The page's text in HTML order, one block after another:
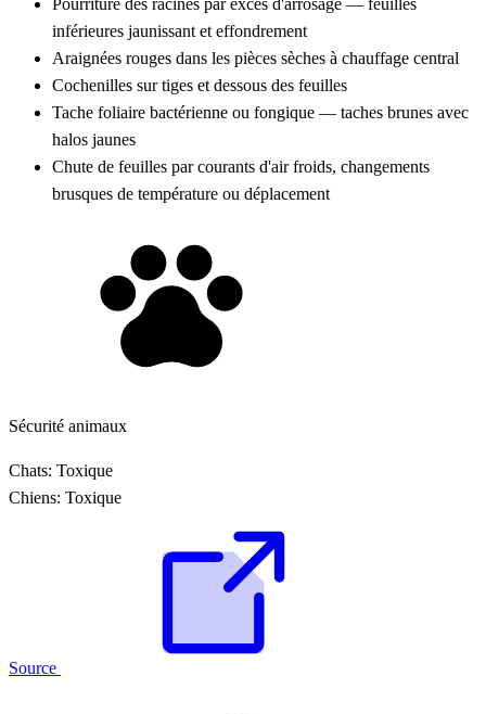
inférieures jaunissant et effondrement
Araignées rouges dans les pièces sèches à chauffage central
Cochenilles sur tiges et dessous des feuilles
Tache foliaire bactérienne ou fongique — taches brunes avec
halos jaunes
Chute de feuilles par courants d'air froids, changements
brusques de température ou déplacement
Sécurité animaux
Chats: Toxique
Chiens: Toxique
Source